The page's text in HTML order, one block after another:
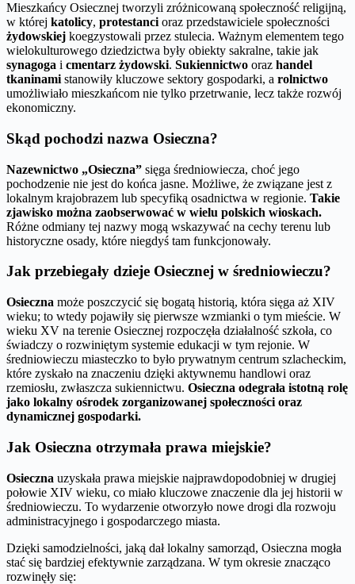
Mieszkańcy Osiecznej tworzyli zróżnicowaną społeczność religijną,
w której katolicy, protestanci oraz przedstawiciele społeczności
żydowskiej koegzystowali przez stulecia. Ważnym elementem tego
wielokulturowego dziedzictwa były obiekty sakralne, takie jak
synagoga i cmentarz żydowski. Sukiennictwo oraz handel
tkaninami stanowiły kluczowe sektory gospodarki, a rolnictwo
umożliwiało mieszkańcom nie tylko przetrwanie, lecz także rozwój
ekonomiczny.
Skąd pochodzi nazwa Osieczna?
Nazewnictwo „Osieczna” sięga średniowiecza, choć jego
pochodzenie nie jest do końca jasne. Możliwe, że związane jest z
lokalnym krajobrazem lub specyfiką osadnictwa w regionie. Takie
zjawisko można zaobserwować w wielu polskich wioskach.
Różne odmiany tej nazwy mogą wskazywać na cechy terenu lub
historyczne osady, które niegdyś tam funkcjonowały.
Jak przebiegały dzieje Osiecznej w średniowieczu?
Osieczna może poszczycić się bogatą historią, która sięga aż XIV
wieku; to wtedy pojawiły się pierwsze wzmianki o tym mieście. W
wieku XV na terenie Osiecznej rozpoczęła działalność szkoła, co
świadczy o rozwiniętym systemie edukacji w tym rejonie. W
średniowieczu miasteczko to było prywatnym centrum szlacheckim,
które zyskało na znaczeniu dzięki aktywnemu handlowi oraz
rzemiosłu, zwłaszcza sukiennictwu. Osieczna odegrała istotną rolę
jako lokalny ośrodek zorganizowanej społeczności oraz
dynamicznej gospodarki.
Jak Osieczna otrzymała prawa miejskie?
Osieczna uzyskała prawa miejskie najprawdopodobniej w drugiej
połowie XIV wieku, co miało kluczowe znaczenie dla jej historii w
średniowieczu. To wydarzenie otworzyło nowe drogi dla rozwoju
administracyjnego i gospodarczego miasta.
Dzięki samodzielności, jaką dał lokalny samorząd, Osieczna mogła
stać się bardziej efektywnie zarządzana. W tym okresie znacząco
rozwinęły się: